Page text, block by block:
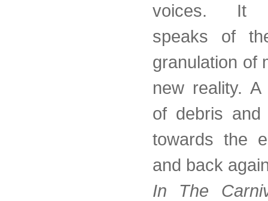
voices. It
speaks of
granulation of
new reality. A
of debris and
towards the
and back
In The